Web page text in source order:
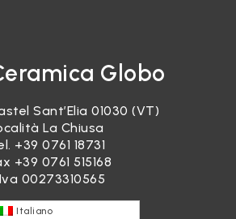
Globo
Sant’Elia 01030 (VT)
La Chiusa
+39 0761 18731
+39 0761 515168
00273310565
Italiano